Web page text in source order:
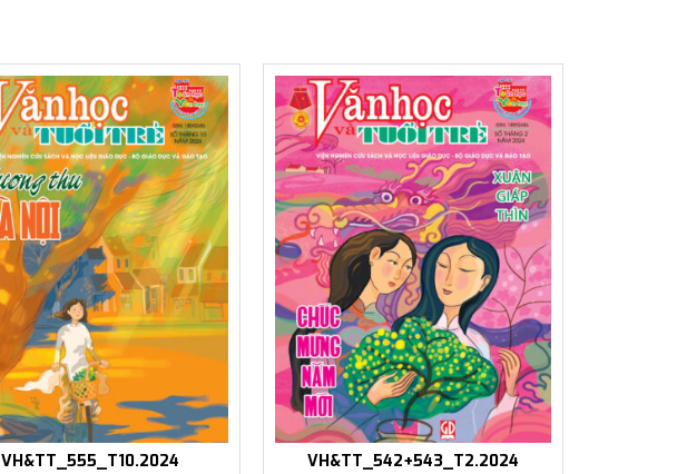
VH&TT_555_T10.2024 VH&TT_542+543_T2.2024